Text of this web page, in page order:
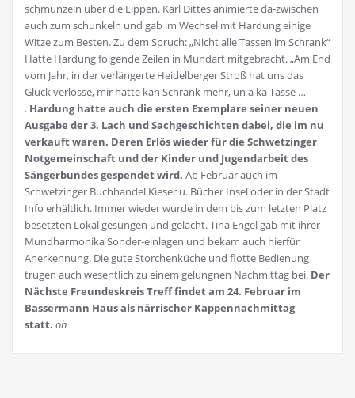
schmunzeln über die Lippen. Karl Dittes animierte da-zwischen
auch zum schunkeln und gab im Wechsel mit Hardung einige
Witze zum Besten. Zu dem Spruch: „Nicht alle Tassen im Schrank“
Hatte Hardung folgende Zeilen in Mundart mitgebracht. „Am End
vom Jahr, in der verlängerte Heidelberger Stroß hat uns das
Glück verlosse, mir hatte kän Schrank mehr, un a kä Tasse …
. Hardung hatte auch die ersten Exemplare seiner neuen
Ausgabe der 3. Lach und Sachgeschichten dabei, die im nu
verkauft waren. Deren Erlös wieder für die Schwetzinger
Notgemeinschaft und der Kinder und Jugendarbeit des
Sängerbundes gespendet wird. Ab Februar auch im
Schwetzinger Buchhandel Kieser u. Bücher Insel oder in der Stadt
Info erhältlich. Immer wieder wurde in dem bis zum letzten Platz
besetzten Lokal gesungen und gelacht. Tina Engel gab mit ihrer
Mundharmonika Sonder-einlagen und bekam auch hierfür
Anerkennung. Die gute Storchenküche und flotte Bedienung
trugen auch wesentlich zu einem gelungnen Nachmittag bei. Der
Nächste Freundeskreis Treff findet am 24. Februar im
Bassermann Haus als närrischer Kappennachmittag
statt. oh